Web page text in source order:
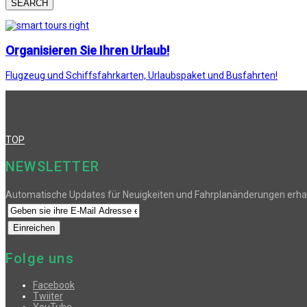
SEARCH
Organisieren Sie Ihren Urlaub!
Flugzeug und Schiffsfahrkarten, Urlaubspaket und Busfahrten!
TOP
NEWSLETTER
Automatische Updates für Neuigkeiten und Fahrplanänderungen
Folge uns
Facebook
Twiiter